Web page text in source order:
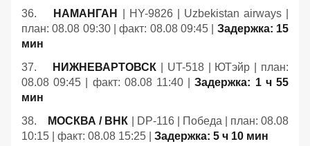
36.
НАМАНГАН
| HY-9826 | Uzbekistan airways |
план: 08.08 09:30 | факт: 08.08 09:45 | Задержка: 15
мин
37.
НИЖНЕВАРТОВСК | UT-518 | ЮТэйр | план:
08.08 09:45 | факт: 08.08 11:40 |Задержка: 1 ч 55
мин
38.
МОСКВА / ВНК | DP-116 | Победа | план: 08.08
10:15 | факт: 08.08 15:25 | Задержка: 5 ч 10 мин